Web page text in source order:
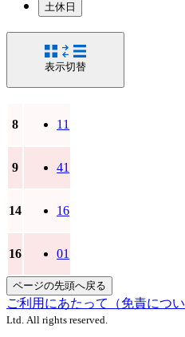
土休日
表示切替
8 11
9 41
14 16
16 01
ページの先頭へ戻る
ご利用にあたって（免責につい
Ltd. All rights reserved.